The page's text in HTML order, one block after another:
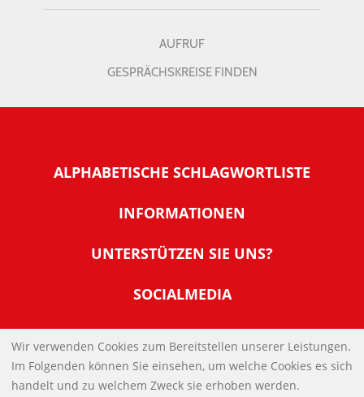
AUFRUF
GESPRÄCHSKREISE FINDEN
ALPHABETISCHE SCHLAGWORTLISTE
INFORMATIONEN
Warum NachDenkSeiten
Tipps zur Nutzung der NachDenkSeiten
Banner und E-Mail-Signaturen
Links
Kontakt
UNTERSTÜTZEN SIE UNS?
Werden Sie Fördermitglied
Spenden Sie Online
SOCIALMEDIA
IMPRESSUM
DATENSCHUTZERKLÄRUNG
Wir verwenden Cookies zum Bereitstellen unserer Leistungen.
Im Folgenden können Sie einsehen, um welche Cookies es sich
handelt und zu welchem Zweck sie erhoben werden.